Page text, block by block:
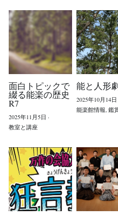
庄内能楽館について
Contact Us
LINE友だ
面白トピックで
綴る能楽の歴史
R7
2025年11月5日 ·
教室と講座
能と人形
2025年10月14日
能楽館情報, 鑑